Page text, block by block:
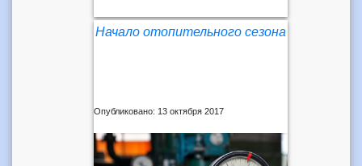
Начало отопительного сезона
Опубликовано: 13 октября 2017